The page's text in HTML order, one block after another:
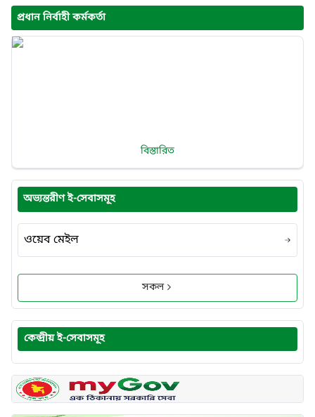
প্রধান নির্বাহী কর্মকর্তা
বিস্তারিত
অভ্যন্তরীণ ই-সেবাসমূহ
ওয়েব মেইল
সকল
কেন্দ্রীয় ই-সেবাসমূহ